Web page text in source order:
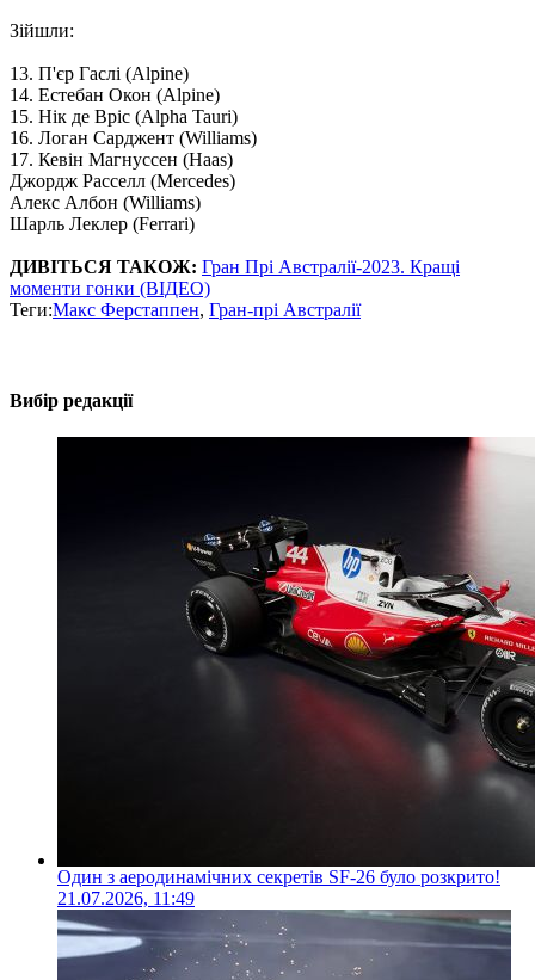
Зійшли:
13. П'єр Гаслі (Alpine)
14. Естебан Окон (Alpine)
15. Нік де Вріс (Alpha Tauri)
16. Логан Сарджент (Williams)
17. Кевін Магнуссен (Haas)
Джордж Расселл (Mercedes)
Алекс Албон (Williams)
Шарль Леклер (Ferrari)
ДИВІТЬСЯ ТАКОЖ: Гран Прі Австралії-2023. Кращі
моменти гонки (ВІДЕО)
Теги:Макс Ферстаппен, Гран-прі Австралії
Вибір редакції
Один з аеродинамічних секретів SF-26 було розкрито!
21.07.2026, 11:49